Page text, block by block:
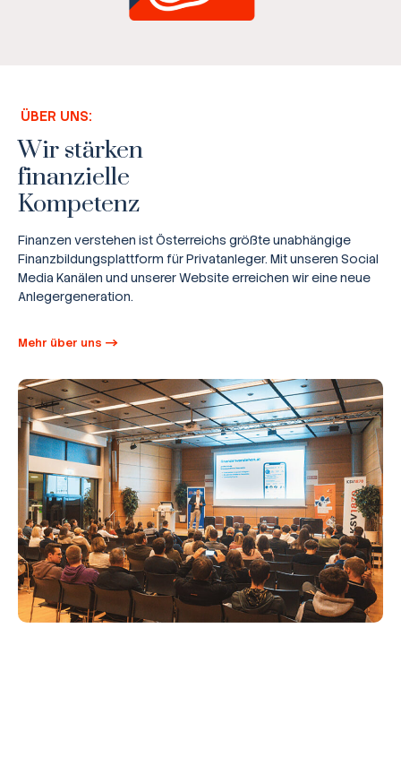
ÜBER UNS:
Wir stärken
finanzielle
Kompetenz
Finanzen verstehen ist Österreichs größte unabhängige
Finanzbildungsplattform für Privatanleger. Mit unseren Social
Media Kanälen und unserer Website erreichen wir eine neue
Anlegergeneration.
Mehr über uns